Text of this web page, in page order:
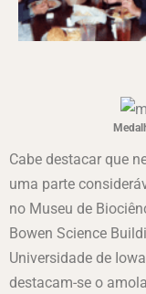
Cabe destacar que
uma parte
no Museu de
Bowen Science
Universidade de
destacam-se o